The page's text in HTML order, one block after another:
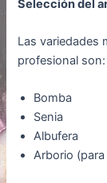
Selección del
Las variedades
profesional son:
Bomba
Senia
Albufera
Arborio